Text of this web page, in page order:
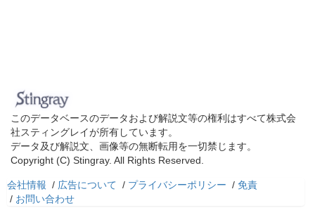
このデータベースのデータおよび解説文等の権利はすべて株式会
社スティングレイが所有しています。
データ及び解説文、画像等の無断転用を一切禁じます。
Copyright (C) Stingray. All Rights Reserved.
会社情報 / 広告について / プライバシーポリシー / 免責
/ お問い合わせ